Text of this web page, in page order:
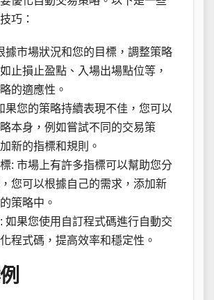
巧：
據市場狀況和您的目標，調整策略
止損止盈點、入場出場點位等，
的適應性。
果您的策略持續表現不佳，您可以
本身，例如嘗試不同的交易策
新的指標和規則。
: 市場上有許多指標可以幫助您分
您可以根據自己的需求，添加新
策略中。
如果您使用自訂程式碼進行自動交
程式碼，提高效率和穩定性。